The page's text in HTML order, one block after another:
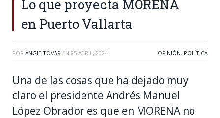
Lo que proyecta MORENA
en Puerto Vallarta
POR ANGIE TOVAR EN 25 ABRIL, 2024 OPINIÓN, POLÍTICA
Una de las cosas que ha dejado muy
claro el presidente Andrés Manuel
López Obrador es que en MORENA no